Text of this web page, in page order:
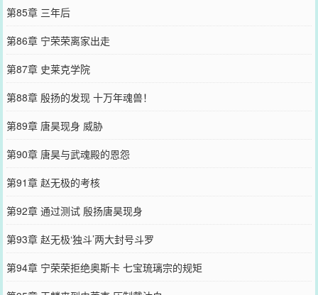
第85章 三年后
第86章 宁荣荣离家出走
第87章 史莱克学院
第88章 殷扬的发现 十万年魂兽！
第89章 唐昊现身 威胁
第90章 唐昊与武魂殿的恩怨
第91章 赵无极的考核
第92章 通过测试 殷扬唐昊现身
第93章 赵无极‘独斗’两大封号斗罗
第94章 宁荣荣拒绝奥斯卡 七宝琉璃宗的规矩